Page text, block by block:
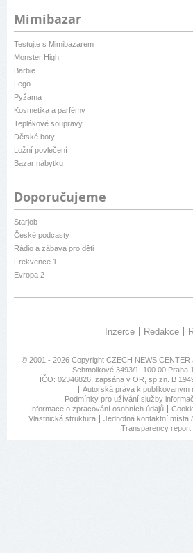
Mimibazar
Testujte s Mimibazarem
Monster High
Barbie
Lego
Pyžama
Kosmetika a parfémy
Teplákové soupravy
Dětské boty
Ložní povlečení
Bazar nábytku
Doporučujeme
Starjob
České podcasty
Rádio a zábava pro děti
Frekvence 1
Evropa 2
Inzerce Redakce
© 2001 - 2026 Copyright CZECH NEWS CENTER
Schmolkové 3493/1, 100 00 Praha
IČO: 02346826, zapsána v OR, sp.zn. B
Autorská práva k publikovaným
Podmínky pro užívání služby
Informace o zpracování osobních údajů
Vlastnická struktura
Jednotná kontaktní místa
Transparency report